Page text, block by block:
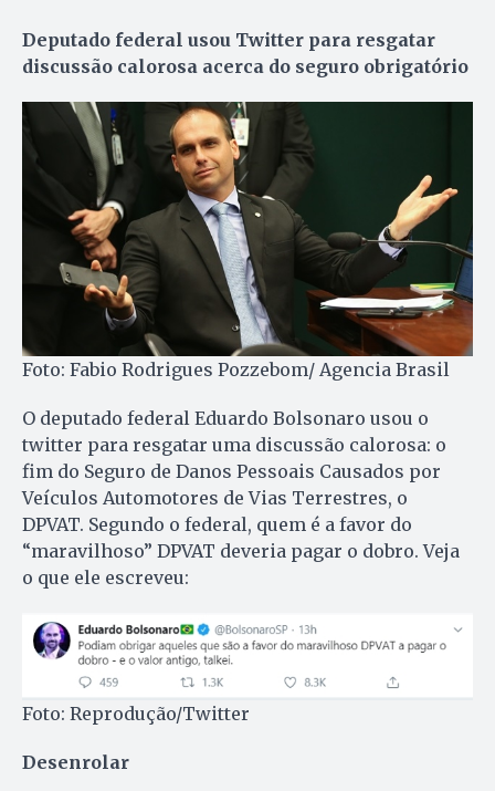
Deputado federal usou Twitter para resgatar
discussão calorosa acerca do seguro obrigatório
Foto: Fabio Rodrigues Pozzebom/ Agencia Brasil
O deputado federal Eduardo Bolsonaro usou o
twitter para resgatar uma discussão calorosa: o
fim do Seguro de Danos Pessoais Causados por
Veículos Automotores de Vias Terrestres, o
DPVAT. Segundo o federal, quem é a favor do
“maravilhoso” DPVAT deveria pagar o dobro. Veja
o que ele escreveu:
Foto: Reprodução/Twitter
Desenrolar